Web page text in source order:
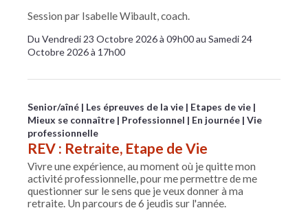
Session par Isabelle Wibault, coach.
Du Vendredi 23 Octobre 2026 à 09h00 au Samedi 24
Octobre 2026 à 17h00
Senior/aîné Les épreuves de la vie
Etapes de vie
Mieux se connaître
Professionnel En journée Vie
professionnelle
REV : Retraite, Etape de Vie
Vivre une expérience, au moment où je quitte mon
activité professionnelle, pour me permettre de me
questionner sur le sens que je veux donner à ma
retraite. Un parcours de 6 jeudis sur l'année.